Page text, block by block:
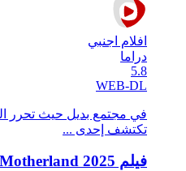
افلام اجنبي
دراما
5.8
WEB-DL
في مجتمع بديل حيث تحرر
تكتشف إحدى ...
فيلم Motherland 2025 مترجم HD